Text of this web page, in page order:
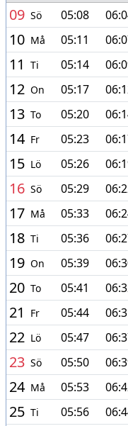
09 Sö 05:08
10 Må 05:11
11 Ti 05:14
12 On 05:17
13 To 05:20
14 Fr 05:23
15 Lö 05:26
16 Sö 05:29
17 Må 05:33
18 Ti 05:36
19 On 05:39
20 To 05:41
21 Fr 05:44
22 Lö 05:47
23 Sö 05:50
24 Må 05:53
25 Ti 05:56